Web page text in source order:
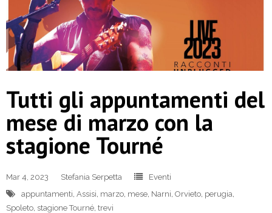
Tutti gli appuntamenti del
mese di marzo con la
stagione Tourné
Mar 4, 2023 Stefania Serpetta
Eventi
appuntamenti Assisi marzo mese Narni Orvieto perugia
Spoleto stagione Tourné trevi